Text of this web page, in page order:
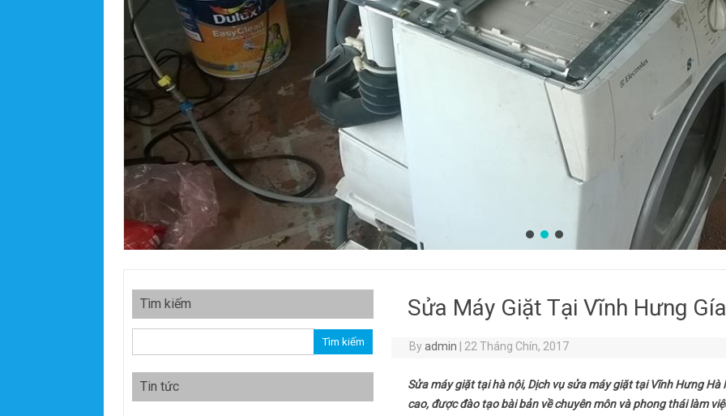
Sửa Máy Giặt Tại Vĩnh Hưng
Byadmin 22 Tháng Chín, 2017
Sửa máy giặt tại hà nội, Dịch vụ sửa máy giặt tại Vĩnh Hưng
cao, được đào tạo bài bản về chuyên môn và phong thái làm
Tìm kiếm
Tin tức